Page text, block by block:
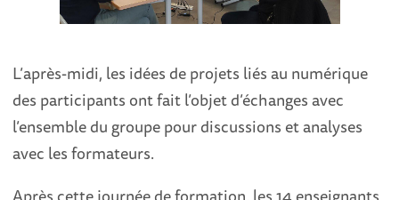
L’après-midi, les idées de projets liés au numérique
des participants ont fait l’objet d’échanges avec
l’ensemble du groupe pour discussions et analyses
avec les formateurs.